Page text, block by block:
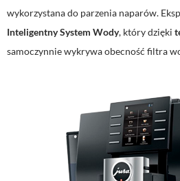
wykorzystana do parzenia naparów.
Inteligentny System Wody, który dzięki
samoczynnie wykrywa obecność filtra